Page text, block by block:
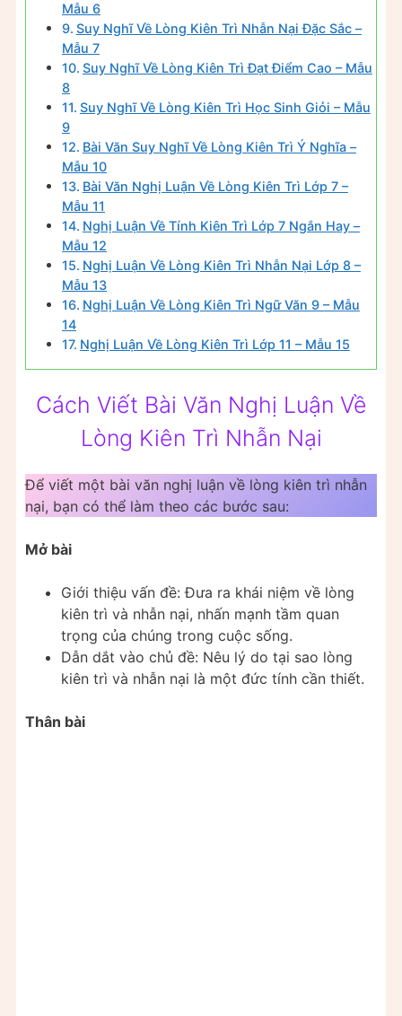
Mẫu 6
Suy Nghĩ Về Lòng Kiên Trì Nhẫn Nại Đặc Sắc –
Mẫu 7
Suy Nghĩ Về Lòng Kiên Trì Đạt Điểm Cao – Mẫu
8
Suy Nghĩ Về Lòng Kiên Trì Học Sinh Giỏi – Mẫu
9
Bài Văn Suy Nghĩ Về Lòng Kiên Trì Ý Nghĩa –
Mẫu 10
Bài Văn Nghị Luận Về Lòng Kiên Trì Lớp 7 –
Mẫu 11
Nghị Luận Về Tính Kiên Trì Lớp 7 Ngắn Hay –
Mẫu 12
Nghị Luận Về Lòng Kiên Trì Nhẫn Nại Lớp 8 –
Mẫu 13
Nghị Luận Về Lòng Kiên Trì Ngữ Văn 9 – Mẫu
14
Nghị Luận Về Lòng Kiên Trì Lớp 11 – Mẫu 15
Cách Viết Bài Văn Nghị Luận Về
Lòng Kiên Trì Nhẫn Nại
Để viết một bài văn nghị luận về lòng kiên trì nhẫn
nại, bạn có thể làm theo các bước sau:
Mở bài
Giới thiệu vấn đề: Đưa ra khái niệm về lòng
kiên trì và nhẫn nại, nhấn mạnh tầm quan
trọng của chúng trong cuộc sống.
Dẫn dắt vào chủ đề: Nêu lý do tại sao lòng
kiên trì và nhẫn nại là một đức tính cần thiết.
Thân bài